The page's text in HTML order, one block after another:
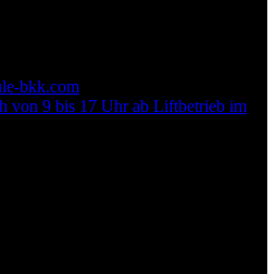
bkk.com
von 9 bis 17 Uhr ab Liftbetrieb im